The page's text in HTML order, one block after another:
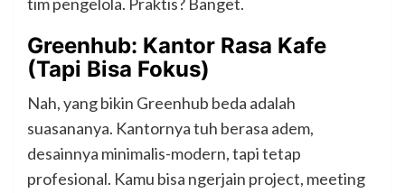
Greenhub: Kantor Rasa Kafe
(Tapi Bisa Fokus)
Nah, yang bikin Greenhub beda adalah
suasananya. Kantornya tuh berasa adem,
desainnya minimalis-modern, tapi tetap
profesional. Kamu bisa ngerjain project, meeting